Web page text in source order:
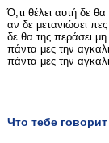
Ό,τι θέλει αυτή δε θα
αν δε μετανιώσει
δε θα της περάσει
πάντα μες την
πάντα μες την
Что тебе